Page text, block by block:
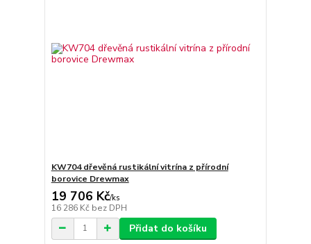
KW704 dřevěná rustikální vitrína z přírodní
borovice Drewmax
19 706 Kč/ks
16 286 Kč bez DPH
Přidat do košíku